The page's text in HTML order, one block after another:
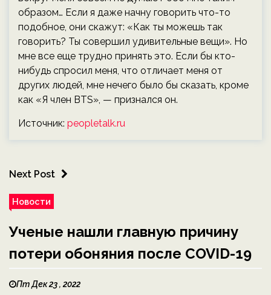
образом… Если я даже начну говорить что-то
подобное, они скажут: «Как ты можешь так
говорить? Ты совершил удивительные вещи». Но
мне все еще трудно принять это. Если бы кто-
нибудь спросил меня, что отличает меня от
других людей, мне нечего было бы сказать, кроме
как «Я член BTS», — признался он.
Источник: peopletalk.ru
Next Post
Новости
Ученые нашли главную причину
потери обоняния после COVID-19
Пт Дек 23 , 2022